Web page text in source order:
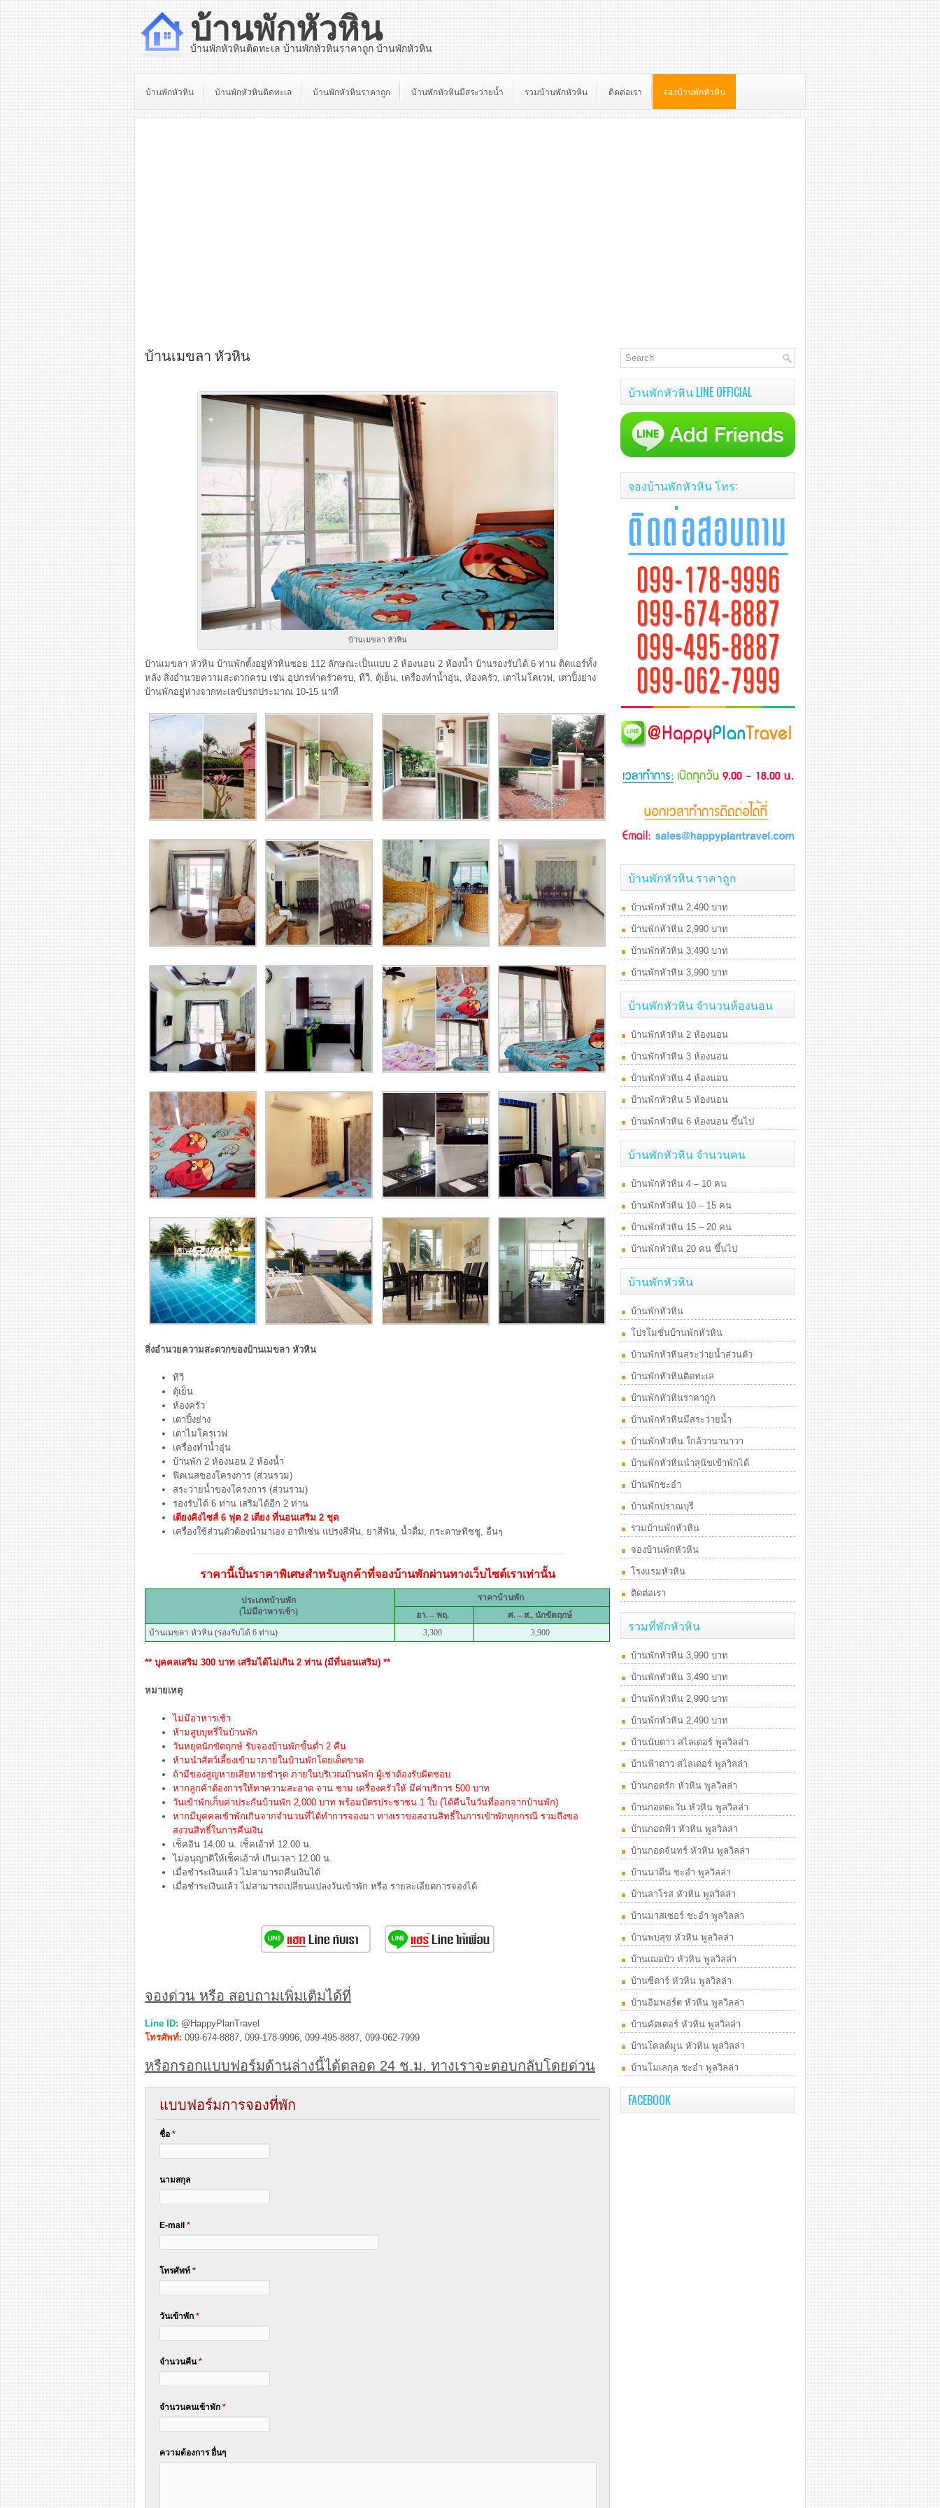
บ้านพักหัวหิน
บ้านพักหัวหินติดทะเล บ้านพักหัวหินราคาถูก บ้านพักหัวหิน
บ้านพักหัวหิน บ้านพักหัวหินติดทะเล บ้านพักหัวหินราคาถูก บ้านพักหัวหินมีสระว่ายน้ำ รวมบ้านพักหัวหิน ติดต่อเรา จองบ้านพักหัวหิน
บ้านเมขลา หัวหิน
บ้านเมขลา หัวหิน
บ้านเมขลา หัวหิน บ้านพักตั้งอยู่หัวหินซอย 112 ลักษณะเป็นแบบ 2 ห้องนอน 2 ห้องน้ำ บ้านรองรับได้ 6 ท่าน ติดแอร์ทั้ง
หลัง สิ่งอำนวยความสะดวกครบ เช่น อุปกรทำครัวครบ, ทีวี, ตุ้เย็น, เครื่องทำน้ำอุ่น, ห้องครัว, เตาไมโคเวฟ, เตาปิ้งย่าง
บ้านพักอยู่ห่างจากทะเลขับรถประมาณ 10-15 นาที
สิ่งอำนวยความสะดวกของบ้านเมขลา หัวหิน
ทีวี
ตุ้เย็น
ห้องครัว
เตาปิ้งย่าง
เตาไมโครเวฟ
เครื่องทำน้ำอุ่น
บ้านพัก 2 ห้องนอน 2 ห้องน้ำ
ฟิตเนสของโครงการ (ส่วนรวม)
สระว่ายน้ำของโครงการ (ส่วนรวม)
รองรับได้ 6 ท่าน เสริมได้อีก 2 ท่าน
เตียงคิงไซส์ 6 ฟุต 2 เตียง ที่นอนเสริม 2 ชุด
เครื่องใช้ส่วนตัวต้องนำมาเอง อาทิเช่น แปรงสีฟัน, ยาสีฟัน, น้ำดื่ม, กระดาษทิชชู, อื่นๆ
ราคานี้เป็นราคาพิเศษสำหรับลูกค้าที่จองบ้านพักผ่านทางเว็บไซต์เราเท่านั้น
ประเภทบ้านพัก
(ไม่มีอาหารเช้า)
ราคาบ้านพัก
อา. – พฤ.
ศ. – ส., นักขัตฤกษ์
บ้านเมขลา หัวหิน (รองรับได้ 6 ท่าน)
3,300 3,900
** บุคคลเสริม 300 บาท เสริมได้ไม่เกิน 2 ท่าน (มีที่นอนเสริม) **
หมายเหตุ
ไม่มีอาหารเช้า
ห้ามสูบบุหรี่ในบ้านพัก
วันหยุดนักขัตฤกษ์ รับจองบ้านพักขั้นต่ำ 2 คืน
ห้ามนำสัตว์เลี้ยงเข้ามาภายในบ้านพักโดยเด็ดขาด
ถ้ามีของสูญหายเสียหายชำรุด ภายในบริเวณบ้านพัก ผู้เช่าต้องรับผิดชอบ
หากลูกค้าต้องการให้ทาความสะอาด จาน ชาม เครื่องครัวให้ มีค่าบริการ 500 บาท
วันเข้าพักเก็บค่าประกันบ้านพัก 2,000 บาท พร้อมบัตรประชาชน 1 ใบ (ได้คืนในวันที่ออกจากบ้านพัก)
หากมีบุคคลเข้าพักเกินจากจำนวนที่ได้ทำการจองมา ทางเราขอสงวนสิทธิ์ในการเข้าพักทุกกรณี รวมถึงขอ
สงวนสิทธิ์ในการคืนเงิน
เช็คอิน 14.00 น. เช็คเอ้าท์ 12.00 น.
ไม่อนุญาติให้เช็คเอ้าท์ เกินเวลา 12.00 น.
เมื่อชำระเงินแล้ว ไม่สามารถคืนเงินได้
เมื่อชำระเงินแล้ว ไม่สามารถเปลี่ยนแปลงวันเข้าพัก หรือ รายละเอียดการจองได้
จองด่วน หรือ สอบถามเพิ่มเติมได้ที่
Line ID: @HappyPlanTravel
โทรศัพท์: 099-674-8887, 099-178-9996, 099-495-8887, 099-062-7999
หรือกรอกแบบฟอร์มด้านล่างนี้ได้ตลอด 24 ช.ม. ทางเราจะตอบกลับโดยด่วน
แบบฟอร์มการจองที่พัก
ชื่อ*
นามสกุล
E-mail*
โทรศัพท์*
วันเข้าพัก*
จำนวนคืน*
จำนวนคนเข้าพัก*
ความต้องการ อื่นๆ
บ้านพักหัวหิน LINE OFFICIAL
จองบ้านพักหัวหิน โทร:
บ้านพักหัวหิน ราคาถูก
บ้านพักหัวหิน 2,490 บาท
บ้านพักหัวหิน 2,990 บาท
บ้านพักหัวหิน 3,490 บาท
บ้านพักหัวหิน 3,990 บาท
บ้านพักหัวหิน จำนวนห้องนอน
บ้านพักหัวหิน 2 ห้องนอน
บ้านพักหัวหิน 3 ห้องนอน
บ้านพักหัวหิน 4 ห้องนอน
บ้านพักหัวหิน 5 ห้องนอน
บ้านพักหัวหิน 6 ห้องนอน ขึ้นไป
บ้านพักหัวหิน จำนวนคน
บ้านพักหัวหิน 4 – 10 คน
บ้านพักหัวหิน 10 – 15 คน
บ้านพักหัวหิน 15 – 20 คน
บ้านพักหัวหิน 20 คน ขึ้นไป
บ้านพักหัวหิน
บ้านพักหัวหิน
โปรโมชั่นบ้านพักหัวหิน
บ้านพักหัวหินสระว่ายน้ำส่วนตัว
บ้านพักหัวหินติดทะเล
บ้านพักหัวหินราคาถูก
บ้านพักหัวหินมีสระว่ายน้ำ
บ้านพักหัวหิน ใกล้วานานาวา
บ้านพักหัวหินนำสุนัขเข้าพักได้
บ้านพักชะอำ
บ้านพักปราณบุรี
รวมบ้านพักหัวหิน
จองบ้านพักหัวหิน
โรงแรมหัวหิน
ติดต่อเรา
รวมที่พักหัวหิน
บ้านพักหัวหิน 3,990 บาท
บ้านพักหัวหิน 3,490 บาท
บ้านพักหัวหิน 2,990 บาท
บ้านพักหัวหิน 2,490 บาท
บ้านนับดาว สไลเดอร์ พูลวิลล่า
บ้านฟ้าดาว สไลเดอร์ พูลวิลล่า
บ้านกอดรัก หัวหิน พูลวิลล่า
บ้านกอดตะวัน หัวหิน พูลวิลล่า
บ้านกอดฟ้า หัวหิน พูลวิลล่า
บ้านกอดจันทร์ หัวหิน พูลวิลล่า
บ้านนาดีน ชะอำ พูลวิลล่า
บ้านลาโรส หัวหิน พูลวิลล่า
บ้านมาสเซอร์ ชะอำ พูลวิลล่า
บ้านพบสุข หัวหิน พูลวิลล่า
บ้านเฌอบัว หัวหิน พูลวิลล่า
บ้านซีดาร์ หัวหิน พูลวิลล่า
บ้านอิมพอร์ต หัวหิน พูลวิลล่า
บ้านคัตเตอร์ หัวหิน พูลวิลล่า
บ้านโคลด์มูน หัวหิน พูลวิลล่า
บ้านโมเลกุล ชะอำ พูลวิลล่า
FACEBOOK